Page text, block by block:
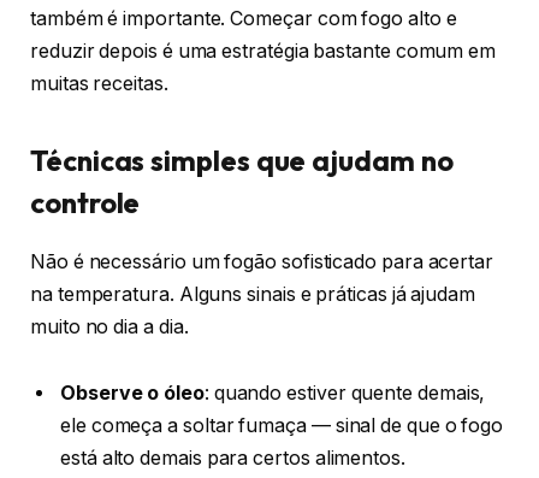
também é importante. Começar com fogo alto e
reduzir depois é uma estratégia bastante comum em
muitas receitas.
Técnicas simples que ajudam no
controle
Não é necessário um fogão sofisticado para acertar
na temperatura. Alguns sinais e práticas já ajudam
muito no dia a dia.
Observe o óleo: quando estiver quente demais,
ele começa a soltar fumaça — sinal de que o fogo
está alto demais para certos alimentos.